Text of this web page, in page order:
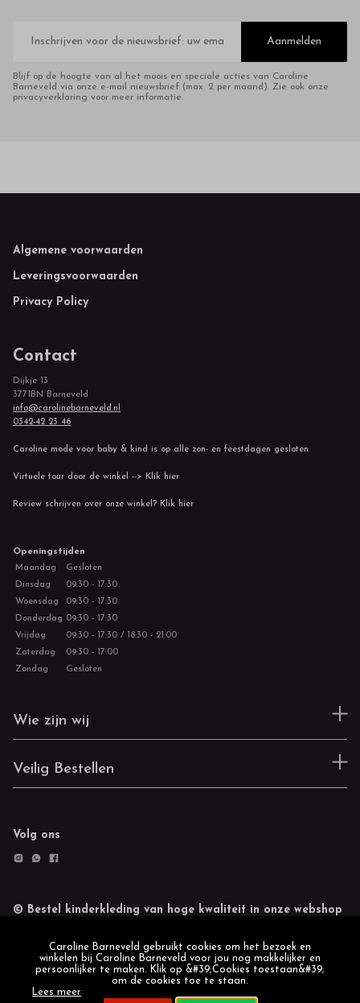
mailadres
Aanmelden
Blijf op de hoogte van al het moois en speciale acties van Caroline
Barneveld via onze e-mail nieuwsbrief (max. 2 per maand). Zie ook onze
privacyverklaring voor meer informatie.
Footer
Algemene voorwaarden
Leveringsvoorwaarden
Privacy Policy
Contact
Dijkje 13
3771BN Barneveld
info@carolinebarneveld.nl
0342-42 23 46
Caroline mode voor baby & kind is op alle zon- en feestdagen gesloten.
Virtuele tour door de winkel --> Klik hier
Review schrijven over onze winkel? Klik hier
Openingstijden
Maandag
Gesloten
Dinsdag
09:30 - 17:30
Woensdag
09:30 - 17:30
Donderdag 09:30 - 17:30
Vrijdag
09:30 - 17:30 / 18:30 - 21:00
Zaterdag
09:30 - 17:00
Zondag
Gesloten
Wie zijn wij
Veilig Bestellen
Volg ons
© Bestel kinderkleding van hoge kwaliteit in onze webshop
Caroline Barneveld gebruikt cookies om het bezoek en
winkelen bij Caroline Barneveld voor jou nog makkelijker en
persoonlijker te maken. Klik op &#39;Cookies toestaan&#39;
om de cookies toe te staan.
Lees meer